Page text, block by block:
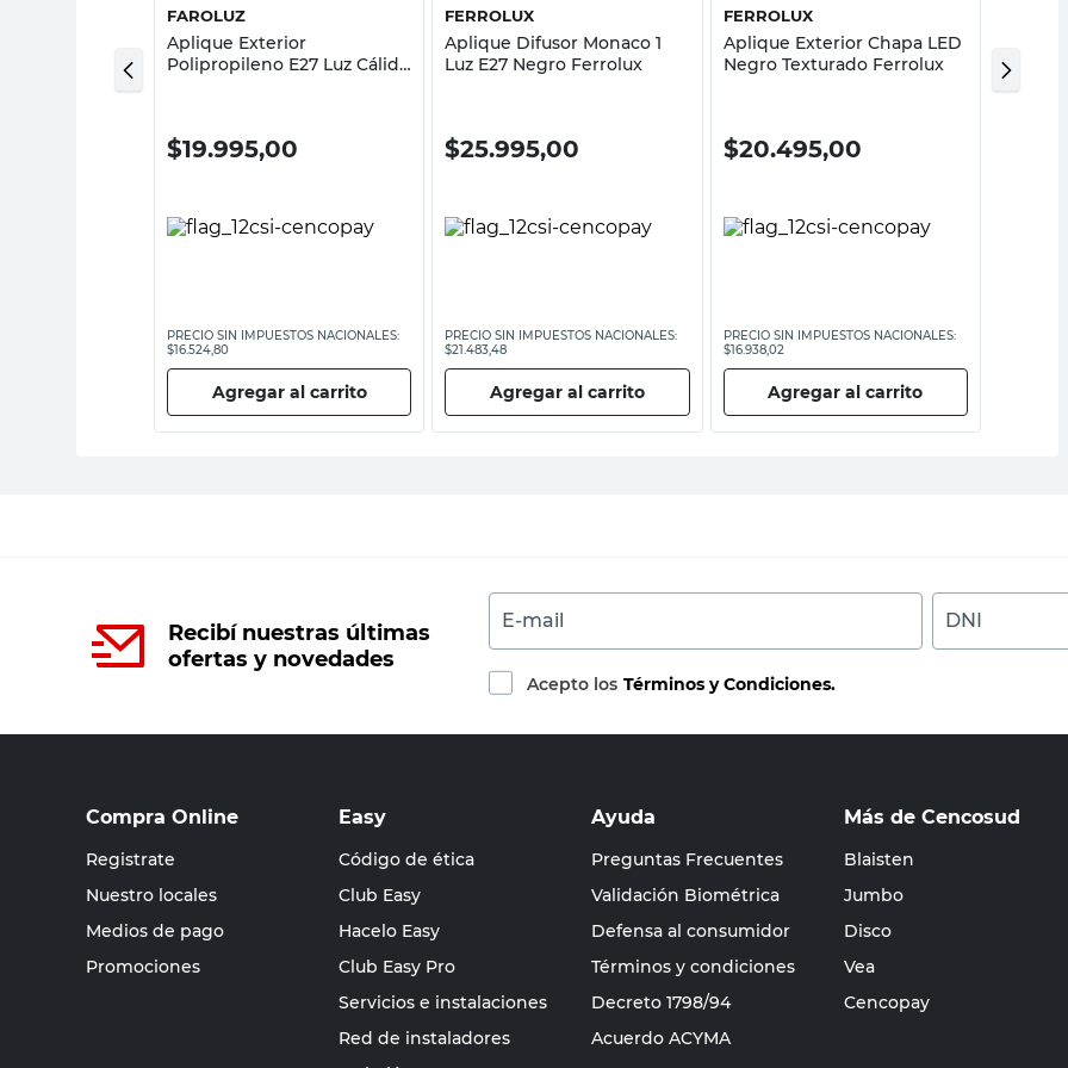
FAROLUZ
Aplique Exterior
Polipropileno E27 Luz Cálida
$19.995,00
PRECIO SIN IMPUESTOS NACIONALES:
$16.524,80
Agregar al carrito
FERROLUX
Aplique Difusor Monaco 1
Luz E27 Negro Ferrolux
$25.995,00
PRECIO SIN IMPUESTOS NACIONALES:
$21.483,48
Agregar al carrito
FERROLUX
Aplique Exterior Chapa LED
Negro Texturado Ferrolux
$20.495,00
PRECIO SIN IMPUESTOS NACIONALES:
$16.938,02
Agregar al carrito
Ferrolux
Recibí nuestras últimas
ofertas y novedades
E-mail DNI
Acepto los Términos y Condiciones.
Compra Online
Registrate
Nuestro locales
Medios de pago
Promociones
Easy
Código de ética
Club Easy
Hacelo Easy
Club Easy Pro
Servicios e instalaciones
Red de instaladores
Ayuda
Preguntas Frecuentes
Validación Biométrica
Defensa al consumidor
Términos y condiciones
Decreto 1798/94
Acuerdo ACYMA
Más de Cencosud
Blaisten
Jumbo
Disco
Vea
Cencopay